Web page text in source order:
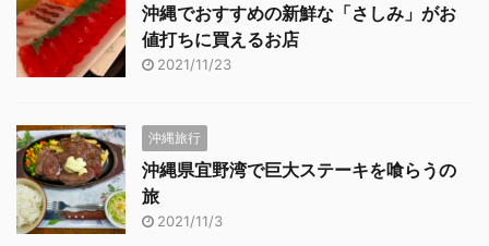
沖縄でおすすめの新鮮な「さしみ」がお
値打ちに買えるお店
2021/11/23
沖縄旅行
沖縄県宜野湾で巨大ステーキを喰らうの
旅
2021/11/3